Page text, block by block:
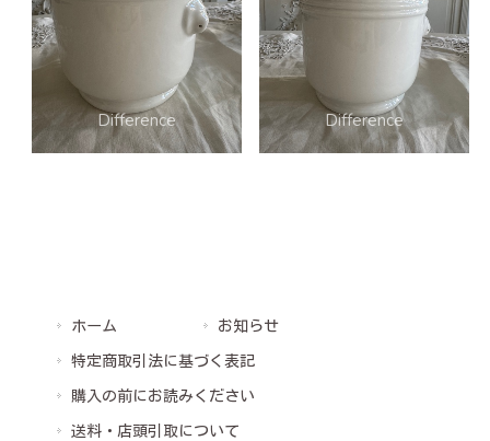
ホーム
お知らせ
特定商取引法に基づく表記
購入の前にお読みください
送料・店頭引取について